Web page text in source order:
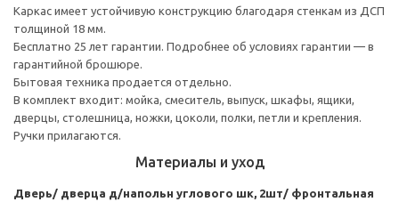
Каркас имеет устойчивую конструкцию благодаря стенкам из ДСП
толщиной 18 мм.
Бесплатно 25 лет гарантии. Подробнее об условиях гарантии — в
гарантийной брошюре.
Бытовая техника продается отдельно.
В комплект входит: мойка, смеситель, выпуск, шкафы, ящики,
дверцы, столешница, ножки, цоколи, полки, петли и крепления.
Ручки прилагаются.
Материалы и уход
Дверь/ дверца д/напольн углового шк, 2шт/ фронтальная